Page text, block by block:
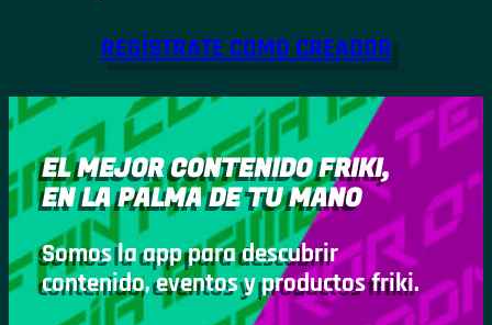
REGÍSTRATE COMO CREADOR
EL MEJOR CONTENIDO FRIKI,
EN LA PALMA DE TU MANO
Somos la app para descubrir
contenido, eventos y productos friki.